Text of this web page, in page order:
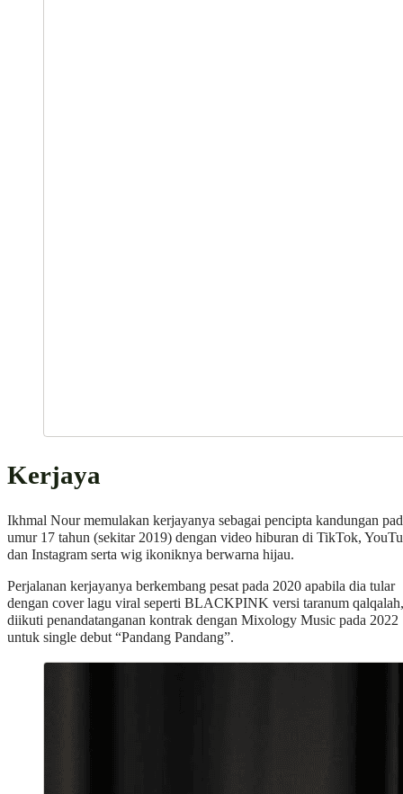
Kerjaya
Ikhmal Nour memulakan kerjayanya sebagai pencipta kandungan
umur 17 tahun (sekitar 2019) dengan video hiburan di TikTok,
dan Instagram serta wig ikoniknya berwarna hijau.
Perjalanan kerjayanya berkembang pesat pada 2020 apabila dia tular
dengan cover lagu viral seperti BLACKPINK versi taranum qalqalah,
diikuti penandatanganan kontrak dengan Mixology Music pada 2022
untuk single debut “Pandang Pandang”.